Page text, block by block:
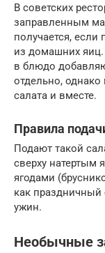
В советских
заправленным
получается, если
из домашних
в блюдо
отдельно,
салата и вместе.
Правила
Подают такой
сверху
ягодами
как
ужин.
Необычные